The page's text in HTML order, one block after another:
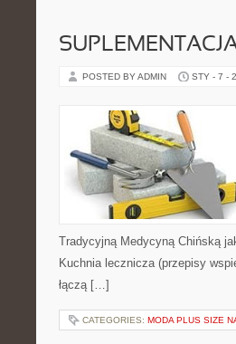
POSTED BY ADMIN STY - 7 -
Tradycyjną Medycyną Chińską
Kuchnia lecznicza (przepisy
łączą […]
CATEGORIES: MODA PLUS SIZE